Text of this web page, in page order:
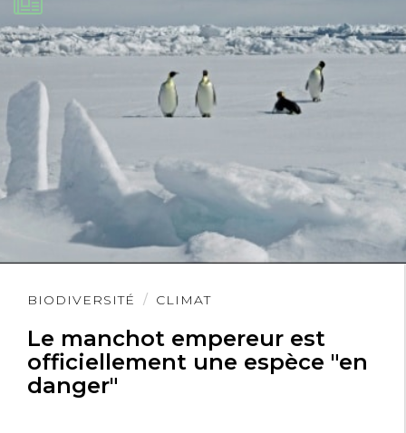
BIODIVERSITÉ CLIMAT
Le manchot empereur est
officiellement une espèce "en
danger"
Lire